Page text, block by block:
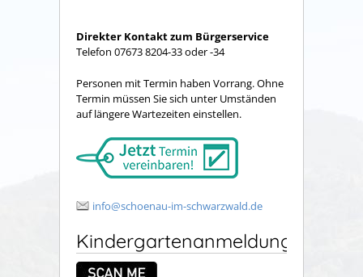
Direkter Kontakt zum Bürgerservice
Telefon 07673 8204-33 oder -34
Personen mit Termin haben Vorrang. Ohne
Termin müssen Sie sich unter Umständen
auf längere Wartezeiten einstellen.
info@schoenau-im-schwarzwald.de
Kindergartenanmeldung